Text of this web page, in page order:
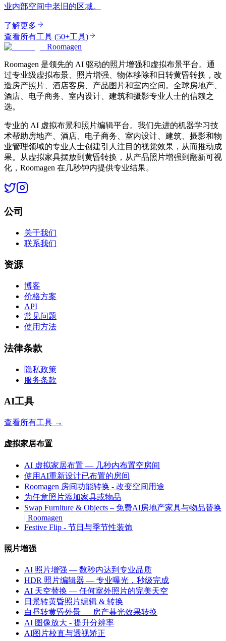
业内部空间中老旧的区域。
了解更多
查看所有工具 (50+工具)
Roomagen
Roomagen 是领先的 AI 驱动的照片增强和虚拟布景平台。通
过专业级虚拟布景、照片增强、物体移除和日转黄昏转换，改
造房产照片、酒店客房、产品图片和室内空间。全球房地产、
酒店、电子商务、室内设计、建筑和摄影专业人士的信赖之
选。
专业的 AI 虚拟布景和照片编辑平台。我们先进的机器学习技
术帮助房地产、酒店、电子商务、室内设计、建筑、摄影和物
业管理领域的专业人士创建引人注目的视觉效果，从而推动成
果。从虚拟家具摆放到黄昏转换，从产品照片增强到翻新可视
化，Roomagen 在几秒钟内提供专业结果。
公司
关于我们
联系我们
资源
博客
价格方案
API
常见问题
使用方法
法律条款
隐私政策
服务条款
AI工具
查看所有工具 →
虚拟家居布置
AI 虚拟家居布置 — 几秒内布置空房间
使用AI重新设计已布置的房间
Roomagen 房间功能转换 - 改变空间用途
为任意照片添加家具或物品
Swap Furniture & Objects – 免费AI房地产家具与物品替换
| Roomagen
Festive Flip - 节日与季节性装饰
照片增强
AI 照片增强 — 数秒内达到专业品质
HDR 照片编辑器 — 专业曝光，秒级完成
AI 天空替换 — 任何室外照片的完美天空
日景转黄昏照片编辑 & 转换
白昼转黄昏外景 — 房产暮光效果转换
AI 图像放大 - 提升分辨率
AI图片校直与透视矫正